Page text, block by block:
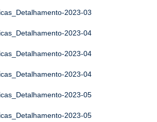
2023-03
2023-04
2023-04
2023-04
2023-05
2023-05